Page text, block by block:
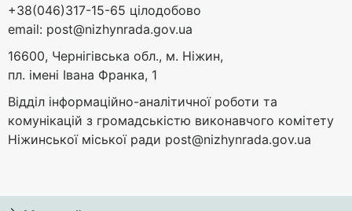
+38(046)317-15-65 цілодобово
email: post@nizhynrada.gov.ua
16600, Чернігівська обл., м. Ніжин,
пл. імені Івана Франка, 1
Відділ інформаційно-аналітичної роботи та
комунікацій з громадськістю виконавчого комітету
Ніжинської міської ради post@nizhynrada.gov.ua